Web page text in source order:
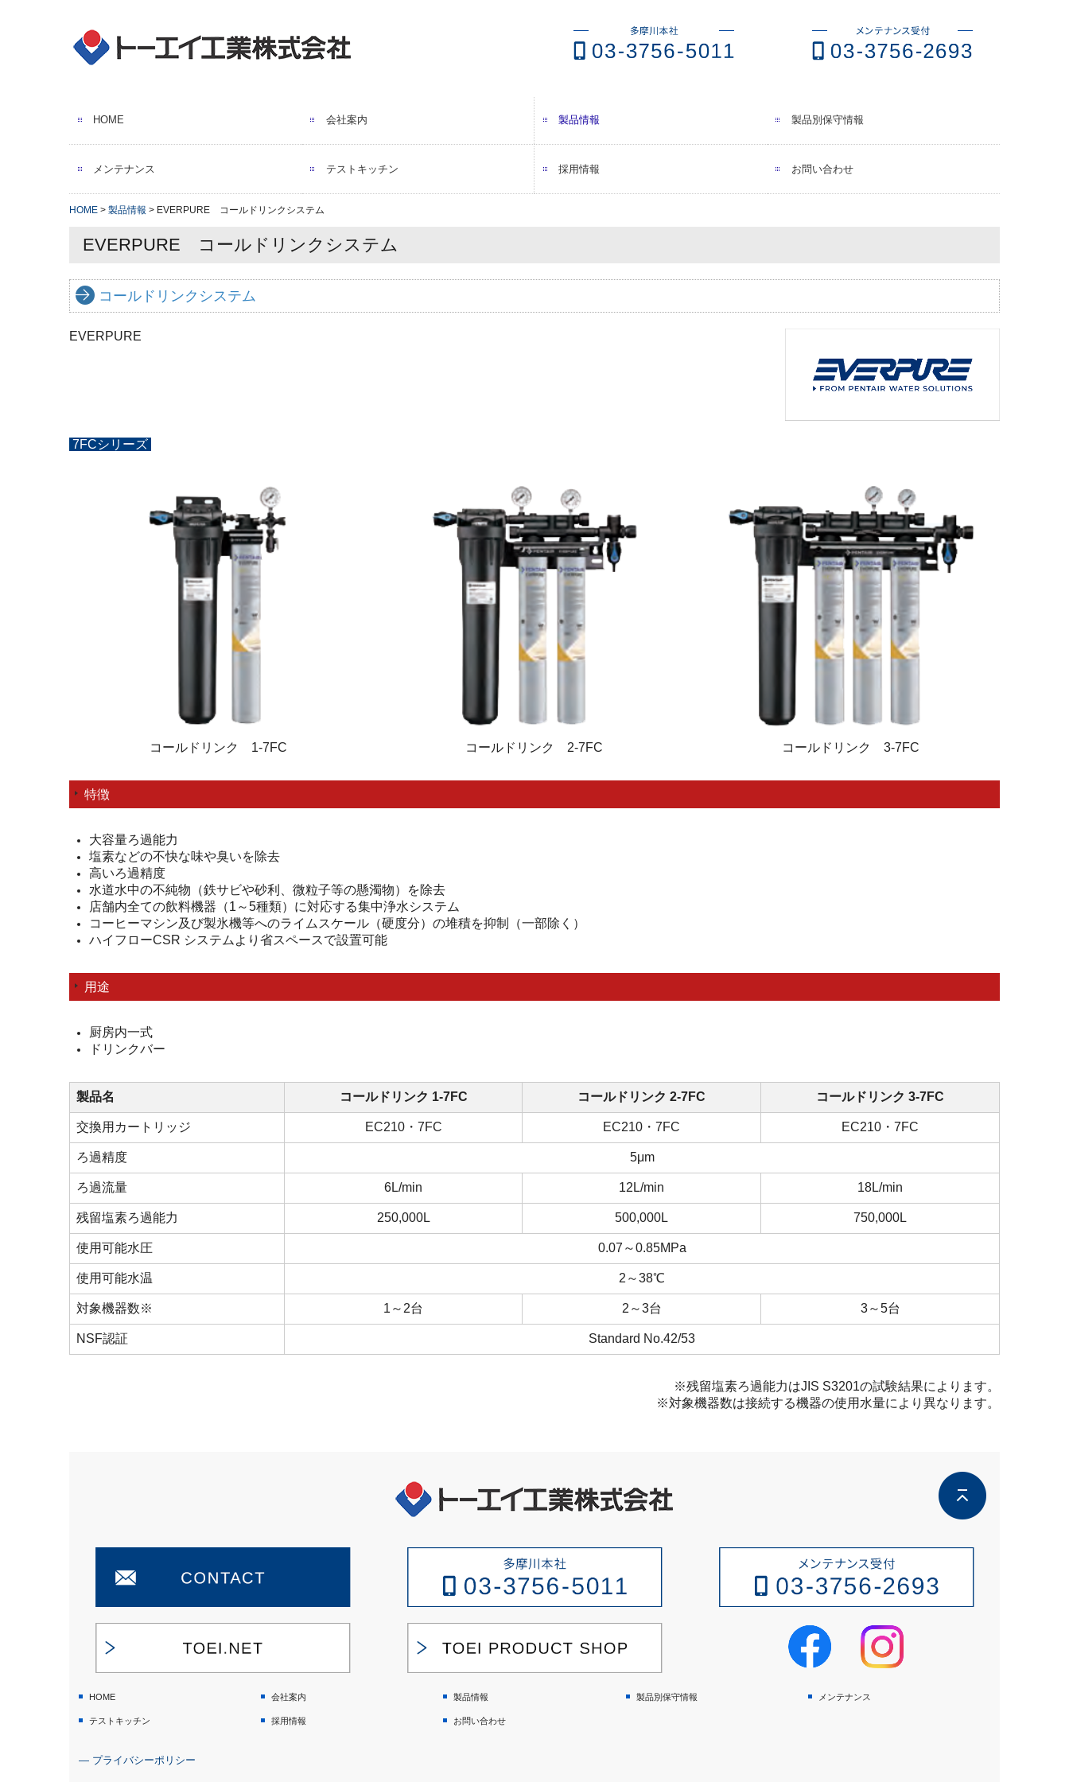
HOME 会社案内
ご挨拶・会社概要
取引先・納入先
環境マネジメントへの取り組み
SDGsへの取り組み
ビジネスと人権
製品情報
メーカーから探す
カテゴリーから探す
製品別保守情報
メンテナンス テストキッチン 採用情報 お問い合わせ
HOME 製品情報 EVERPURE コールドリンクシステム
EVERPURE コールドリンクシステム
コールドリンクシステム
EVERPURE
7FCシリーズ
コールドリンク 1-7FC コールドリンク 2-7FC コールドリンク 3-7FC
特徴
大容量ろ過能力
塩素などの不快な味や臭いを除去
高いろ過精度
水道水中の不純物（鉄サビや砂利、微粒子等の懸濁物）を除去
店舗内全ての飲料機器（1～5種類）に対応する集中浄水システム
コーヒーマシン及び製氷機等へのライムスケール（硬度分）の堆積を抑制（一部除く）
ハイフローCSR システムより省スペースで設置可能
用途
厨房内一式
ドリンクバー
製品名 コールドリンク 1-7FC コールドリンク 2-7FC コールドリンク 3-7FC
交換用カートリッジ EC210・7FC EC210・7FC EC210・7FC
ろ過精度 5μm
ろ過流量 6L/min 12L/min 18L/min
残留塩素ろ過能力 250,000L 500,000L 750,000L
使用可能水圧 0.07～0.85MPa
使用可能水温 2～38℃
対象機器数※ 1～2台 2～3台 3～5台
NSF認証 Standard No.42/53
※残留塩素ろ過能力はJIS S3201の試験結果によります。
※対象機器数は接続する機器の使用水量により異なります。
HOME 会社案内 製品情報 製品別保守情報 メンテナンス
テストキッチン 採用情報 お問い合わせ
― プライバシーポリシー